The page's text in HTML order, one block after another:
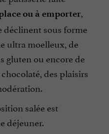
ou à emporter,
déclinent sous forme
ultra moelleux, de
gluten ou encore de
des plaisirs
salée est
déjeuner.